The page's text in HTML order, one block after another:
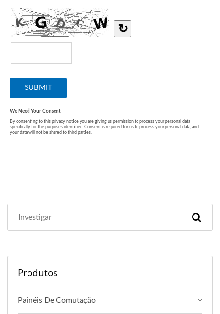
Produtos
Painéis De Comutação